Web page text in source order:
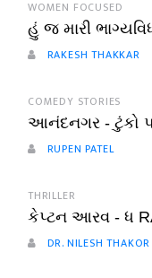
WOMEN FOCUSED
હું જ મારી
RAKESH THAKKAR
COMEDY STORIES
આનંદનગર - ટુંકો
RUPEN PATEL
THRILLER
કેપ્ટન આરવ - ધ
DR. NILESH THAKOR